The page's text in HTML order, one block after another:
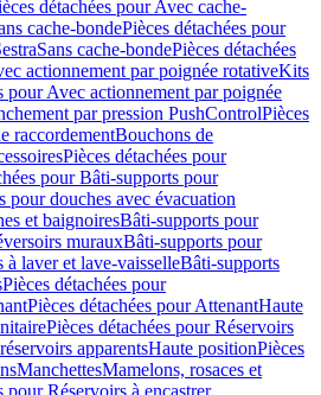
détachées pour Avec cache-
cache-bondePièces détachées pour
Sans cache-bondePièces détachées
actionnement par poignée rotativeKits
pour Avec actionnement par poignée
par pression PushControlPièces
raccordementBouchons de
Pièces détachées pour
pour Bâti-supports pour
pour douches avec évacuation
et baignoiresBâti-supports pour
murauxBâti-supports pour
à laver et lave-vaisselleBâti-supports
Pièces détachées pour
Pièces détachées pour AttenantHaute
Pièces détachées pour Réservoirs
apparentsHaute positionPièces
ManchettesMamelons, rosaces et
pour Réservoirs à encastrer